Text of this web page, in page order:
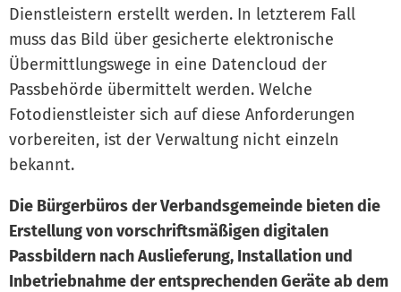
Dienstleistern erstellt werden. In letzterem Fall
muss das Bild über gesicherte elektronische
Übermittlungswege in eine Datencloud der
Passbehörde übermittelt werden. Welche
Fotodienstleister sich auf diese Anforderungen
vorbereiten, ist der Verwaltung nicht einzeln
bekannt.
Die Bürgerbüros der Verbandsgemeinde bieten die
Erstellung von vorschriftsmäßigen digitalen
Passbildern nach Auslieferung, Installation und
Inbetriebnahme der entsprechenden Geräte ab dem